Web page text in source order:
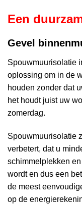
Een
Gevel
Spouwmuurisolatie
oplossing om in de
houden zonder dat
het houdt juist uw
zomerdag.
Spouwmuurisolatie
verbetert, dat u
schimmelplekken
wordt en dus een
de meest
op de